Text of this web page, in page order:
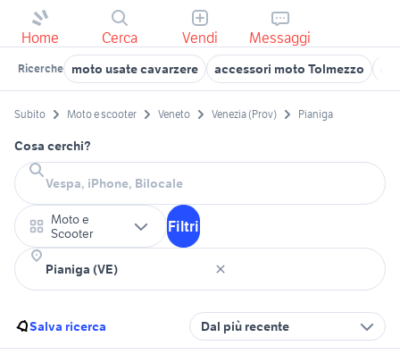
Home Cerca Vendi Messaggi
Ricerche moto usate cavarzere accessori moto Tolmezzo
Subito Moto e scooter Veneto Venezia (Prov) Pianiga
Cosa cerchi?
Moto e
Scooter
Filtri
Salva ricerca Dal più recente